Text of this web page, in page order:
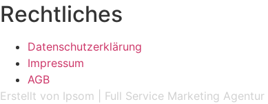
Rechtliches
Datenschutzerklärung
Impressum
AGB
Erstellt von Ipsom Full Service Marketing Agentur